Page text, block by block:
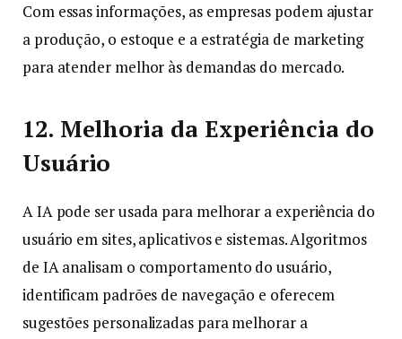
Com essas informações, as empresas podem ajustar
a produção, o estoque e a estratégia de marketing
para atender melhor às demandas do mercado.
12. Melhoria da Experiência do
Usuário
A IA pode ser usada para melhorar a experiência do
usuário em sites, aplicativos e sistemas. Algoritmos
de IA analisam o comportamento do usuário,
identificam padrões de navegação e oferecem
sugestões personalizadas para melhorar a